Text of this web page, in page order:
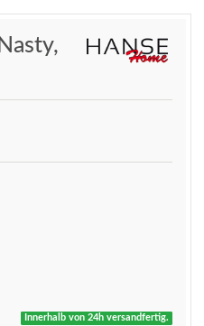
Innerhalb von 24h versandfertig.